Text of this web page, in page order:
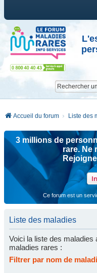
Accueil du forum Liste des
3 millions de
rare. Ne
Ce forum est un
Liste des maladies
Voici la liste des maladies
maladies rares :
Filtrer par nom de